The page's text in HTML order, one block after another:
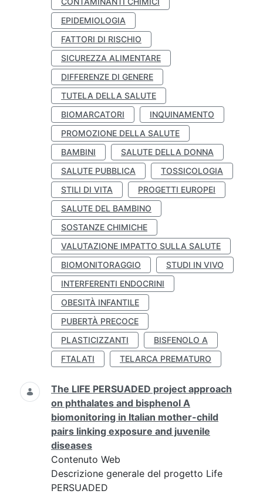
EPIDEMIOLOGIA
FATTORI DI RISCHIO
SICUREZZA ALIMENTARE
DIFFERENZE DI GENERE
TUTELA DELLA SALUTE
BIOMARCATORI
INQUINAMENTO
PROMOZIONE DELLA SALUTE
BAMBINI
SALUTE DELLA DONNA
SALUTE PUBBLICA
TOSSICOLOGIA
STILI DI VITA
PROGETTI EUROPEI
SALUTE DEL BAMBINO
SOSTANZE CHIMICHE
VALUTAZIONE IMPATTO SULLA SALUTE
BIOMONITORAGGIO
STUDI IN VIVO
INTERFERENTI ENDOCRINI
OBESITÀ INFANTILE
PUBERTÀ PRECOCE
PLASTICIZZANTI
BISFENOLO A
FTALATI
TELARCA PREMATURO
The LIFE PERSUADED project approach
on phthalates and bisphenol A
biomonitoring in Italian mother-child
pairs linking exposure and juvenile
diseases
Contenuto Web
Descrizione generale del progetto Life
PERSUADED